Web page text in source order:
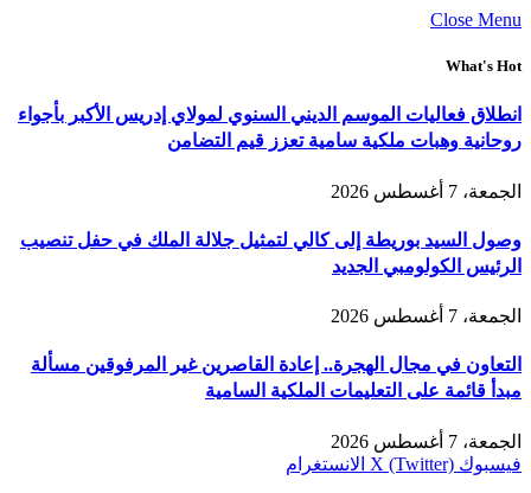
Close Menu
What's Hot
انطلاق فعاليات الموسم الديني السنوي لمولاي إدريس الأكبر بأجواء
روحانية وهبات ملكية سامية تعزز قيم التضامن
الجمعة، 7 أغسطس 2026
وصول السيد بوريطة إلى كالي لتمثيل جلالة الملك في حفل تنصيب
الرئيس الكولومبي الجديد
الجمعة، 7 أغسطس 2026
التعاون في مجال الهجرة.. إعادة القاصرين غير المرفوقين مسألة
مبدأ قائمة على التعليمات الملكية السامية
الجمعة، 7 أغسطس 2026
فيسبوك X (Twitter) الانستغرام